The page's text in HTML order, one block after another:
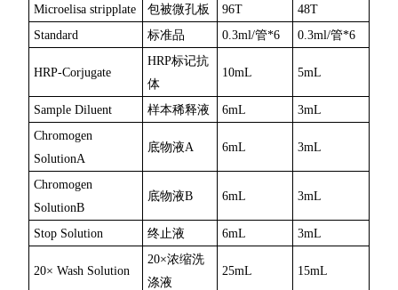
Microelisa stripplate
包被微孔板 96T
48T
Standard
标准品 0.3ml/管*6 0.3ml/管*6
HRP-Corjugate
HRP标记抗
体
10mL 5mL
Sample Diluent 样本稀释液 6mL
3mL
Chromogen
SolutionA
底物液A 6mL 3mL
Chromogen
SolutionB
底物液B 6mL 3mL
Stop Solution 终止液 6mL 3mL
20× Wash Solution
20×浓缩洗
涤液
25mL 15mL